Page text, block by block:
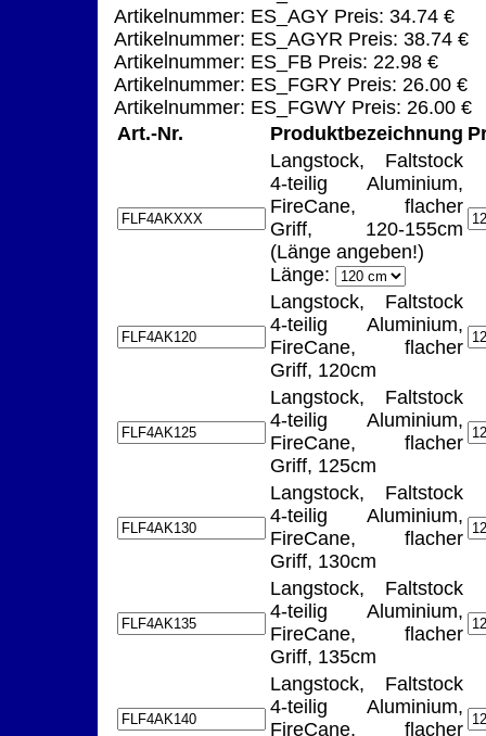
Artikelnummer: ES_AGY Preis: 34.74 €
Artikelnummer: ES_AGYR Preis: 38.74 €
Artikelnummer: ES_FB Preis: 22.98 €
Artikelnummer: ES_FGRY Preis: 26.00 €
Artikelnummer: ES_FGWY Preis: 26.00 €
Art.-Nr.
Produktbezeichnung
Langstock, Faltstock
4-teilig Aluminium,
FireCane, flacher
Griff, 120-155cm
(Länge angeben!)
Länge:
Langstock, Faltstock
4-teilig Aluminium,
FireCane, flacher
Griff, 120cm
Langstock, Faltstock
4-teilig Aluminium,
FireCane, flacher
Griff, 125cm
Langstock, Faltstock
4-teilig Aluminium,
FireCane, flacher
Griff, 130cm
Langstock, Faltstock
4-teilig Aluminium,
FireCane, flacher
Griff, 135cm
Langstock, Faltstock
4-teilig Aluminium,
FireCane, flacher